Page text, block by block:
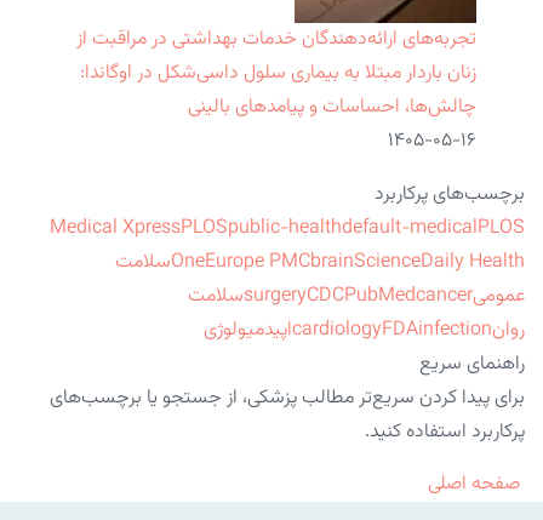
تجربه‌های ارائه‌دهندگان خدمات بهداشتی در مراقبت از
زنان باردار مبتلا به بیماری سلول داسی‌شکل در اوگاندا:
چالش‌ها، احساسات و پیامدهای بالینی
۱۴۰۵-۰۵-۱۶
برچسب‌های پرکاربرد
Medical XpressPLOSpublic-healthdefault-medicalPLOS
OneEurope PMCbrainScienceDaily Health
سلامت
عمومی
surgeryCDCPubMedcancer
سلامت
روان
cardiologyFDAinfection
اپیدمیولوژی
راهنمای سریع
برای پیدا کردن سریع‌تر مطالب پزشکی، از جستجو یا برچسب‌های
پرکاربرد استفاده کنید.
صفحه اصلی